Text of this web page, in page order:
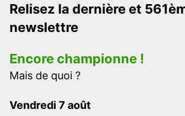
Relisez la dernière et
newslettre
Encore championne !
Mais de quoi ?
Vendredi 7 août